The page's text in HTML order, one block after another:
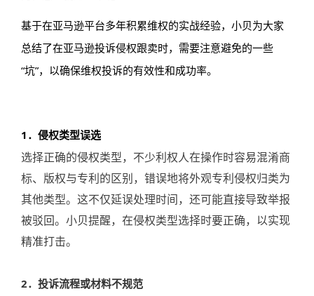
基于在亚马逊平台多年积累维权的实战经验，小贝为大家
总结了在亚马逊投诉侵权跟卖时，需要注意避免的一些
“坑”，以确保维权投诉的有效性和成功率。
1 ．侵权类型误选
选择正确的侵权类型，不少利权人在操作时容易混淆商
标、版权与专利的区别，错误地将外观专利侵权归类为
其他类型。这不仅延误处理时间，还可能直接导致举报
被驳回。小贝提醒，在侵权类型选择时要正确，以实现
精准打击。
2．投诉流程或材料不规范